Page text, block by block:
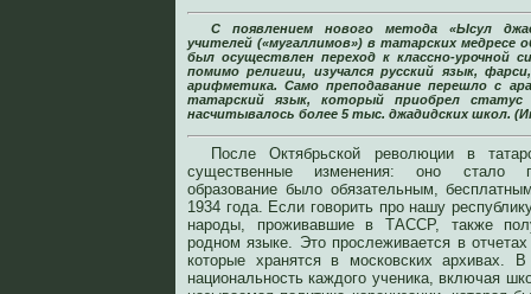
С появлением нового метода «Ысул
учителей («мугаллимов») в татарских медресе
был осуществлен переход к классно-урочной
помимо религии, изучался русский язык,
арифметика. Само преподавание перешло с
татарский язык, который приобрел статус
насчитывалось более 5 тыс. джадидских школ.
После Октябрьской революции в
существенные изменения: оно стало
образование было обязательным,
1934 года. Если говорить про нашу
народы, проживавшие в ТАССР, также
родном языке. Это прослеживается в
которые хранятся в московских архивах.
национальность каждого ученика, включая